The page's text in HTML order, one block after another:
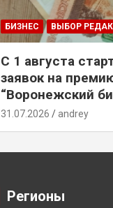
БИЗНЕС ВЫБОР
С 1 августа
заявок на
“Воронежский
31.07.2026 andrey
Регионы